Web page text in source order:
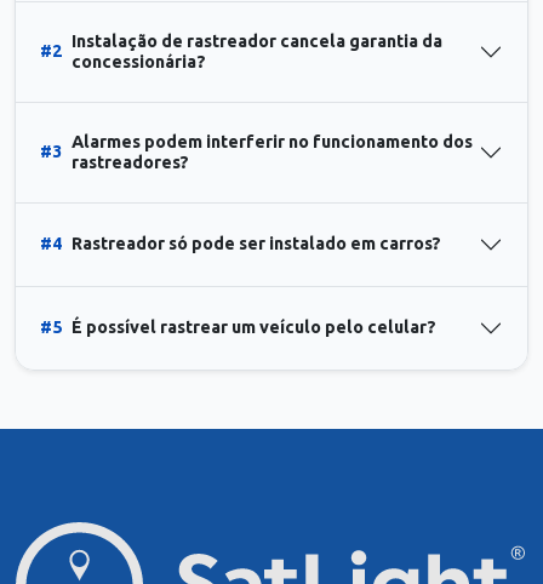
#2
Instalação de rastreador cancela garantia da
concessionária?
#3
Alarmes podem interferir no funcionamento dos
rastreadores?
#4 Rastreador só pode ser instalado em carros?
#5 É possível rastrear um veículo pelo celular?